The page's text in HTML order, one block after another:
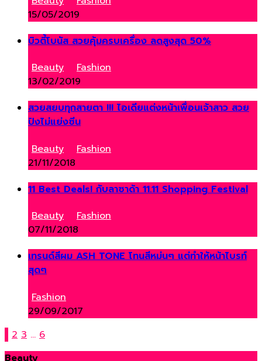
15/05/2019
บิวตี้โบนัส สวยคุ้มครบเครื่อง ลดสูงสุด 50%
Beauty
Fashion
13/02/2019
สวยสยบทุกสายตา !!! ไอเดียแต่งหน้าเพื่อนเจ้าสาว สวย
ปังไม่แย่งซีน
Beauty
Fashion
21/11/2018
11 Best Deals! กับลาซาด้า 11.11 Shopping Festival
Beauty
Fashion
07/11/2018
เทรนด์สีผม ASH TONE โทนสีหม่นๆ แต่ทำให้หน้าไบรท์
สุดๆ
Fashion
29/09/2017
2 3 … 6
Beauty